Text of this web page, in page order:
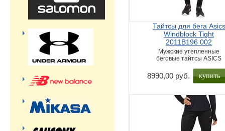
Тайтсы для бега Asics
Windblock Tight
2011B196 002
Мужские утепленные
беговые тайтсы ASICS
8990,00 руб. купить